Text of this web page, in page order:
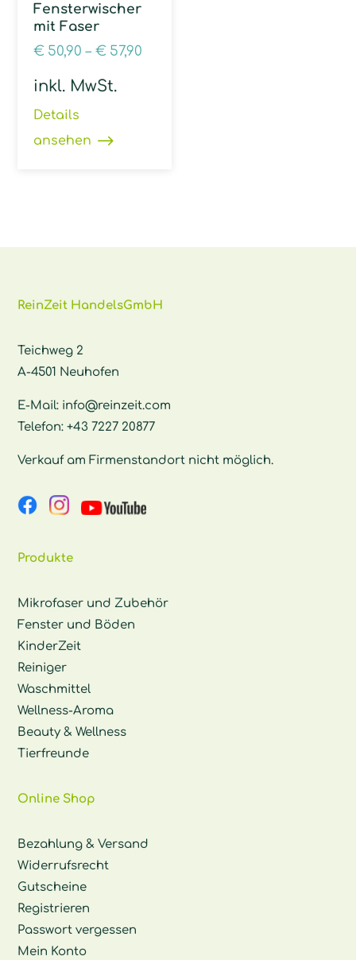
Fensterwischer
mit Faser
€ 50,90 –€ 57,90
inkl. MwSt.
Details
ansehen
ReinZeit HandelsGmbH
Teichweg 2
A-4501 Neuhofen
E-Mail: info@reinzeit.com
Telefon:+43 7227 20877
Verkauf am Firmenstandort nicht möglich.
Produkte
Mikrofaser und Zubehör
Fenster und Böden
KinderZeit
Reiniger
Waschmittel
Wellness-Aroma
Beauty & Wellness
Tierfreunde
Online Shop
Bezahlung & Versand
Widerrufsrecht
Gutscheine
Registrieren
Passwort vergessen
Mein Konto